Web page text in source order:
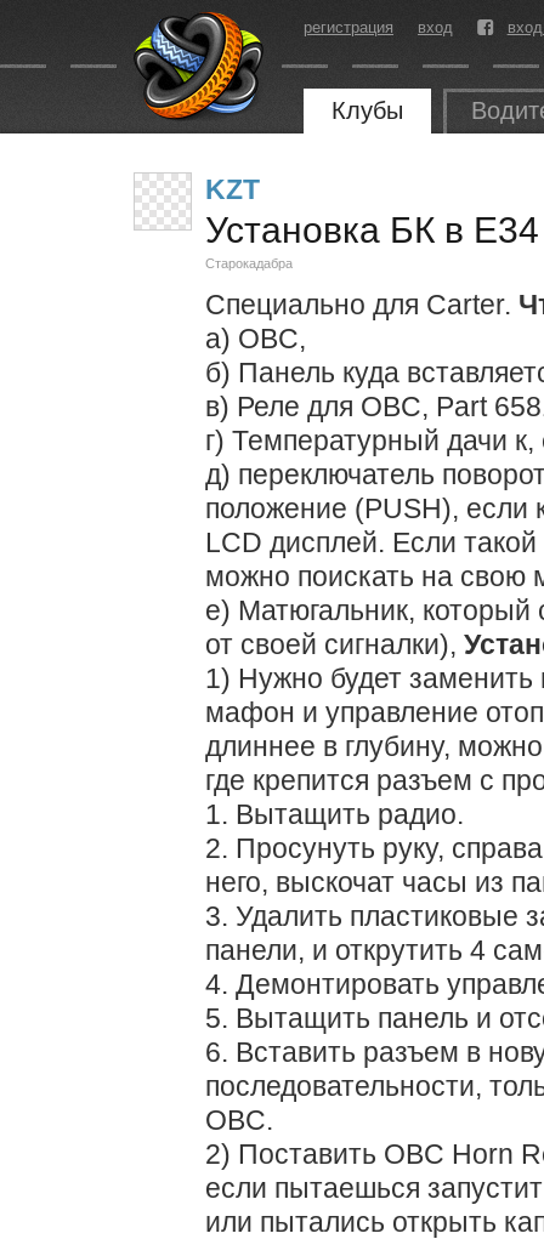
регистрация вход
Клубы
KZT
Установка БК в
Старокадабра
Специально для Carter.
а) OBC,
б) Панель куда
в) Реле для OBC, Part
г) Температурный дачи к,
д) переключатель
положение (PUSH), если
LCD дисплей. Если такой
можно поискать на свою
е) Матюгальник, который
от своей сигналки),
1) Нужно будет заменить
мафон и управление
длиннее в глубину,
где крепится разъем с
1. Вытащить радио.
2. Просунуть руку,
него, выскочат часы из
3. Удалить пластиковые
панели, и открутить 4
4. Демонтировать
5. Вытащить панель и
6. Вставить разъем в
последовательности,
OBC.
2) Поставить OBC Horn
если пытаешься
или пытались открыть